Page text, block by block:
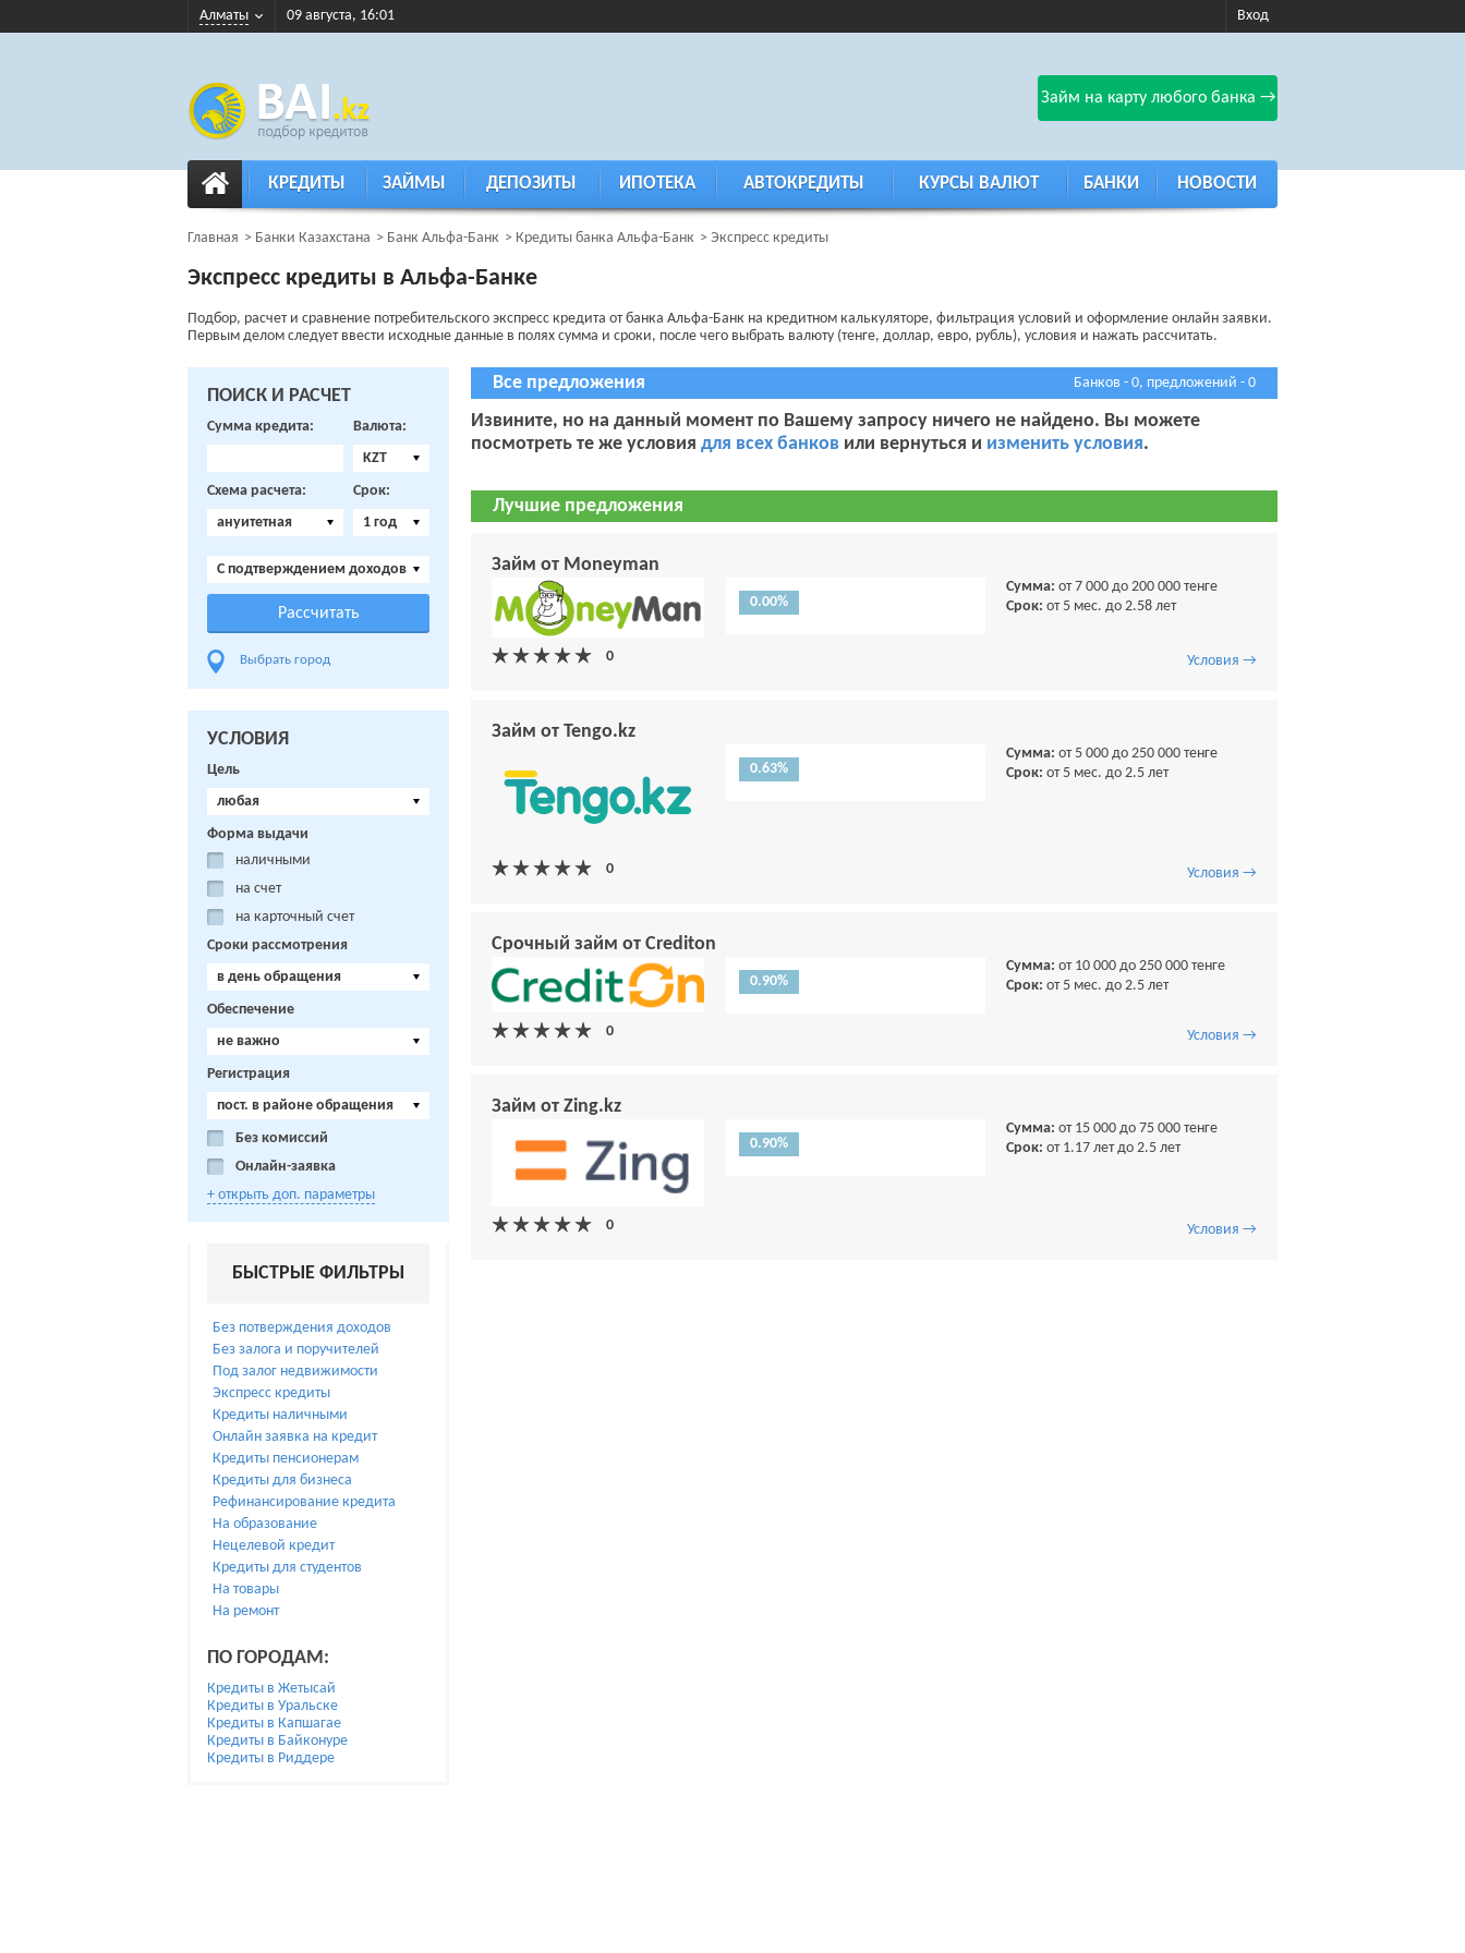
Алматы 09 августа, 16:01 Вход
Займ на карту любого банка →
КРЕДИТЫ ЗАЙМЫ ДЕПОЗИТЫ ИПОТЕКА АВТОКРЕДИТЫ КУРСЫ ВАЛЮТ БАНКИ НОВОСТИ
Главная Банки Казахстана Банк Альфа-Банк Кредиты банка Альфа-Банк Экспресс кредиты
Экспресс кредиты в Альфа-Банке
Подбор, расчет и сравнение потребительского экспресс кредита от банка Альфа-Банк на кредитном калькуляторе, фильтрация условий и оформление онлайн заявки.
Первым делом следует ввести исходные данные в полях сумма и сроки, после чего выбрать валюту (тенге, доллар, евро, рубль), условия и нажать рассчитать.
Все предложения Банков - 0, предложений - 0
Извините, но на данный момент по Вашему запросу ничего не найдено. Вы можете
посмотреть те же условия для всех банков или вернуться и изменить условия.
Лучшие предложения
Займ от Moneyman
0.00%
Сумма: от 7 000 до 200 000 тенге
Срок: от 5 мес. до 2.58 лет
Условия →
Займ от Tengo.kz
0.63%
Сумма: от 5 000 до 250 000 тенге
Срок: от 5 мес. до 2.5 лет
Условия →
Срочный займ от Crediton
0.90%
Сумма: от 10 000 до 250 000 тенге
Срок: от 5 мес. до 2.5 лет
Условия →
Займ от Zing.kz
0.90%
Сумма: от 15 000 до 75 000 тенге
Срок: от 1.17 лет до 2.5 лет
Условия →
ПОИСК И РАСЧЕТ
Сумма кредита:
Валюта:
KZT
Схема расчета:
ануитетная
Срок:
1 год
C подтверждением доходов
Выбрать город
УСЛОВИЯ
Цель
любая
Форма выдачи
наличными
на счет
на карточный счет
Сроки рассмотрения
в день обращения
Обеспечение
не важно
Регистрация
пост. в районе обращения
Без комиссий
Онлайн-заявка
+ открыть доп. параметры
БЫСТРЫЕ ФИЛЬТРЫ
Без потверждения доходов
Без залога и поручителей
Под залог недвижимости
Экспресс кредиты
Кредиты наличными
Онлайн заявка на кредит
Кредиты пенсионерам
Кредиты для бизнеса
Рефинансирование кредита
На образование
Нецелевой кредит
Кредиты для студентов
На товары
На ремонт
ПО ГОРОДАМ:
Кредиты в Жетысай
Кредиты в Уральске
Кредиты в Капшагае
Кредиты в Байконуре
Кредиты в Риддере